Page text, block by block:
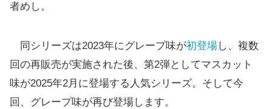
者めし。
同シリーズは2023年にグレープ味が初登場し、複数
回の再販売が実施された後、第2弾としてマスカット
味が2025年2月に登場する人気シリーズ。そして今
回、グレープ味が再び登場します。